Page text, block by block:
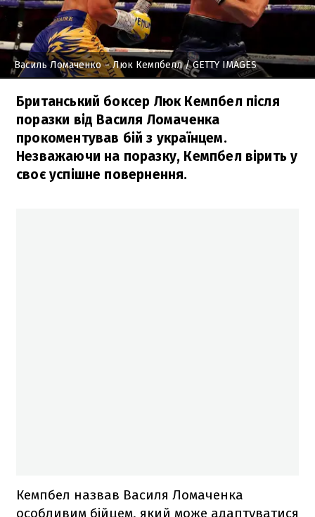
Василь Ломаченко – Люк Кемпбелл/ GETTY IMAGES
Британський боксер Люк Кемпбел після
поразки від Василя Ломаченка
прокоментував бій з українцем.
Незважаючи на поразку, Кемпбел вірить у
своє успішне повернення.
Кемпбел назвав Василя Ломаченка
особливим бійцем, який може адаптуватися